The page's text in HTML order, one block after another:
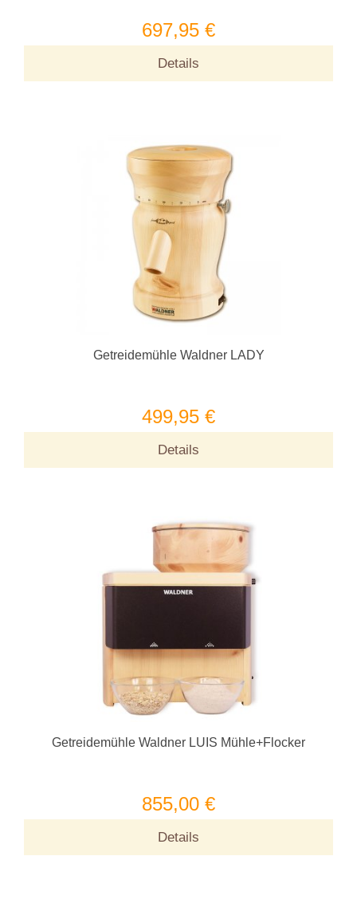
697,95 €
Details
Getreidemühle Waldner LADY
499,95 €
Details
Getreidemühle Waldner LUIS Mühle+Flocker
855,00 €
Details